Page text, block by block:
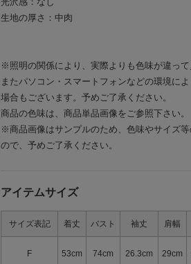
生地の厚さ：中肉
※照明の関係により、実際よりも色味が違って
またパソコン・スマートフォンなどの環境に
場合もございます。予めご了承ください。
商品の色味は、商品単品画像をご参照下さい。
※商品画像はサンプルのため、色味やサイズ
ので、予めご了承ください。
アイテムサイズ
サイズ表記 着丈 バスト 袖丈 肩幅
F 53cm 74cm 26.3cm 29cm